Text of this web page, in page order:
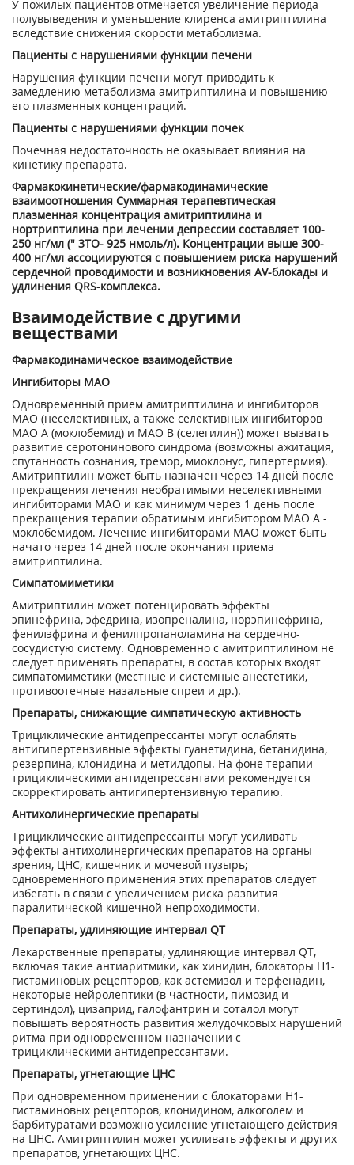
У пожилых пациентов отмечается увеличение периода
полувыведения и уменьшение клиренса амитриптилина
вследствие снижения скорости метаболизма.
Пациенты с нарушениями функции печени
Нарушения функции печени могут приводить к
замедлению метаболизма амитриптилина и повышению
его плазменных концентраций.
Пациенты с нарушениями функции почек
Почечная недостаточность не оказывает влияния на
кинетику препарата.
Фармакокинетические/фармакодинамические
взаимоотношения Суммарная терапевтическая
плазменная концентрация амитриптилина и
нортриптилина при лечении депрессии составляет 100-
250 нг/мл (" 3ТО- 925 нмоль/л). Концентрации выше 300-
400 нг/мл ассоциируются с повышением риска нарушений
сердечной проводимости и возникновения AV-блокады и
удлинения QRS-комплекса.
Взаимодействие с другими
веществами
Фармакодинамическое взаимодействие
Ингибиторы МАО
Одновременный прием амитриптилина и ингибиторов
МАО (неселективных, а также селективных ингибиторов
МАО А (моклобемид) и МАО В (селегилин)) может вызвать
развитие серотонинового синдрома (возможны ажитация,
спутанность сознания, тремор, миоклонус, гипертермия).
Амитриптилин может быть назначен через 14 дней после
прекращения лечения необратимыми неселективными
ингибиторами МАО и как минимум через 1 день после
прекращения терапии обратимым ингибитором МАО А -
моклобемидом. Лечение ингибиторами МАО может быть
начато через 14 дней после окончания приема
амитриптилина.
Симпатомиметики
Амитриптилин может потенцировать эффекты
эпинефрина, эфедрина, изопреналина, норэпинефрина,
фенилэфрина и фенилпропаноламина на сердечно-
сосудистую систему. Одновременно с амитриптилином не
следует применять препараты, в состав которых входят
симпатомиметики (местные и системные анестетики,
противоотечные назальные спреи и др.).
Препараты, снижающие симпатическую активность
Трициклические антидепрессанты могут ослаблять
антигипертензивные эффекты гуанетидина, бетанидина,
резерпина, клонидина и метилдопы. На фоне терапии
трициклическими антидепрессантами рекомендуется
скорректировать антигипертензивную терапию.
Антихолинергические препараты
Трициклические антидепрессанты могут усиливать
эффекты антихолинергических препаратов на органы
зрения, ЦНС, кишечник и мочевой пузырь;
одновременного применения этих препаратов следует
избегать в связи с увеличением риска развития
паралитической кишечной непроходимости.
Препараты, удлиняющие интервал QT
Лекарственные препараты, удлиняющие интервал QT,
включая такие антиаритмики, как хинидин, блокаторы Н1-
гистаминовых рецепторов, как астемизол и терфенадин,
некоторые нейролептики (в частности, пимозид и
сертиндол), цизаприд, галофантрин и соталол могут
повышать вероятность развития желудочковых нарушений
ритма при одновременном назначении с
трициклическими антидепрессантами.
Препараты, угнетающие ЦНС
При одновременном применении с блокаторами Н1-
гистаминовых рецепторов, клонидином, алкоголем и
барбитуратами возможно усиление угнетающего действия
на ЦНС. Амитриптилин может усиливать эффекты и других
препаратов, угнетающих ЦНС.